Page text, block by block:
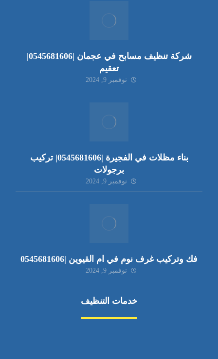
شركة تنظيف مسابح في عجمان |0545681606|
تعقيم
نوفمبر 9, 2024
بناء مظلات في الفجيرة |0545681606| تركيب
برجولات
نوفمبر 9, 2024
فك وتركيب غرف نوم في ام القيوين |0545681606
نوفمبر 9, 2024
خدمات التنظيف